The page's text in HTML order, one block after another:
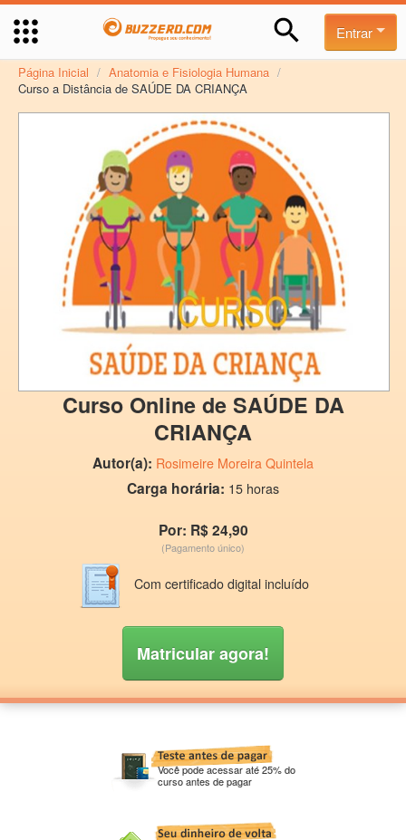
Entrar
Página Inicial / Anatomia e Fisiologia Humana /
Curso a Distância de SAÚDE DA CRIANÇA
Curso Online de SAÚDE DA
CRIANÇA
Autor(a): Rosimeire Moreira Quintela
Carga horária: 15 horas
Por: R$ 24,90
(Pagamento único)
Com certificado digital incluído
Matricular agora!
Você pode acessar até 25% do
curso antes de pagar